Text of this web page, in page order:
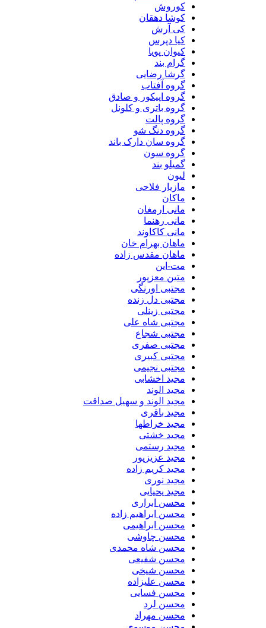
کوروش
کوشا دهقان
کی آرش
کیا دپرس
کیوان پویا
گرام بند
گرشا رضایی
گروه آفتاب
گروه اپیکور و صادق
گروه باتری و کلونل
گروه پالت
گروه دنگ شو
گروه سان دارک باند
گروه سون
گمیلو بند
لیون
مازیار فلاحی
ماکان
مانی ارمغان
مانی رهنما
مانی کاکاوند
ماهان بهرام خان
ماهان مقدس زاده
مت-این
متین معزپور
مجتبی اورنگی
مجتبی دل زنده
مجتبی زینلی
مجتبی شاه علی
مجتبی شجاع
مجتبی صفری
مجتبی کبیری
مجتبی نجیمی
مجید اخشابی
مجید الوند‎
مجید الوند و سهیل صداقت
مجید باقری
مجید خراطها
مجید خشتی
مجید رستمی
مجید عزیزپور
مجید کریم زاده
مجید نوری
مجید یحیایی
محسن ابراری
محسن ابراهیم زاده
محسن ابراهیمی
محسن چاوشی
محسن شاه محمدی
محسن شفیعی
محسن شیخی
محسن علیزاده
محسن فسایی
محسن لرد
محسن مهراد